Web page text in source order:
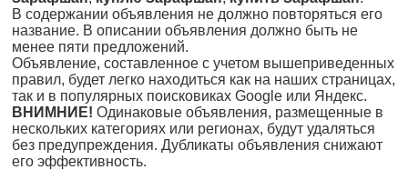
В содержании объявления не должно повторяться его
название. В описании объявления должно быть не
менее пяти предложений.
Объявление, составленное с учетом вышеприведенных
правил, будет легко находиться как на наших страницах,
так и в популярных поисковиках Google или Яндекс.
ВНИМНИЕ! Одинаковые объявления, размещенные в
нескольких категориях или регионах, будут удаляться
без предупреждения. Дубликаты объявления снижают
его эффективность.